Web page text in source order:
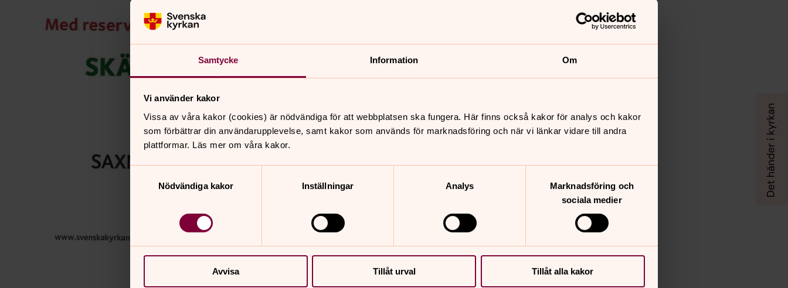
Samtycke Information Om
Vi använder kakor
Vissa av våra kakor (cookies) är nödvändiga för att webbplatsen ska fungera. Här finns också kakor för analys och kakor
som förbättrar din användarupplevelse, samt kakor som används för marknadsföring och när vi länkar vidare till andra
plattformar. Läs mer om våra kakor.
Nödvändiga kakor
Inställningar Analys
Marknadsföring och
sociala medier
Avvisa Tillåt urval Tillåt alla kakor